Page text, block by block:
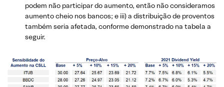
podem não participar do aumento, então não consideramos
aumento cheio nos bancos; e iii) a distribuição de proventos
também seria afetada, conforme demonstrado na tabela a
seguir.